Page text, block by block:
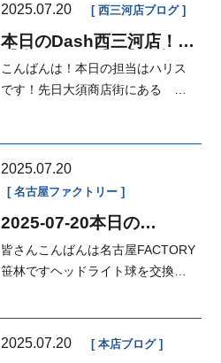
2025.07.20 西三河店ブログ
本日のDash西三河店！
【車がカエル】【自社ロ
ーン！】【審査がとりや
すいオートローン有りま
こんばんは！本日の担当はハリス
です！先日大須商店街にある
2025.07.20
名古屋ファクトリー
2025-07-20本日の
FACTORY
皆さんこんばんは名古屋FACTORY
笹林ですヘッドライト球を交換し
2025.07.20 本店ブログ